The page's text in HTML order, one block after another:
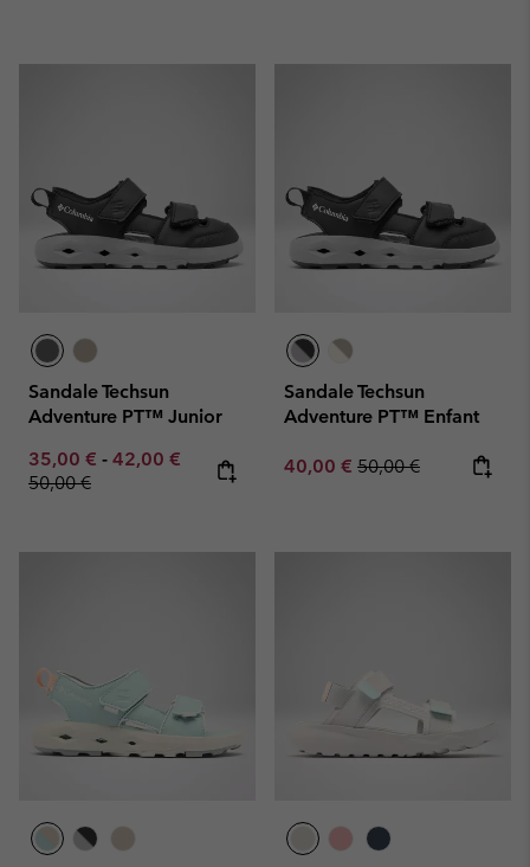
Sandale Techsun
Adventure PT™ Junior
Minimum sale price:
35,00 € - Maximum sale price:
42,00 € Regular price:
50,00 €
Sandale Techsun
Adventure PT™ Enfant
Sale price:
40,00 € Regular price:
50,00 €